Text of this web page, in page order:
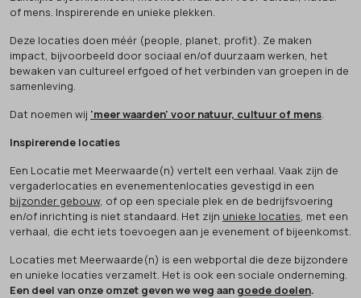
of mens. Inspirerende en unieke plekken.
Deze locaties doen méér (people, planet, profit). Ze maken
impact, bijvoorbeeld door sociaal en/of duurzaam werken, het
bewaken van cultureel erfgoed of het verbinden van groepen in de
samenleving.
Dat noemen wij 'meer waarden' voor natuur, cultuur of mens.
Inspirerende locaties
Een Locatie met Meerwaarde(n) vertelt een verhaal. Vaak zijn de
vergaderlocaties en evenementenlocaties gevestigd in een
bijzonder gebouw, of op een speciale plek en de bedrijfsvoering
en/of inrichting is niet standaard. Het zijn unieke locaties, met een
verhaal, die echt iets toevoegen aan je evenement of bijeenkomst.
Locaties met Meerwaarde(n) is een webportal die deze bijzondere
en unieke locaties verzamelt. Het is ook een sociale onderneming.
Een deel van onze omzet geven we weg aan goede doelen.